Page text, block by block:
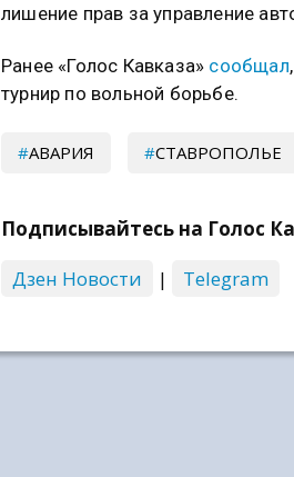
лишение прав за управление
Ранее «Голос Кавказа» сообщал
турнир по вольной борьбе.
АВАРИЯ СТАВРОПОЛЬЕ
Подписывайтесь на Голос
Дзен Новости
| Telegram